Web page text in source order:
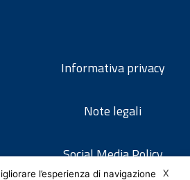
Informativa privacy
Note legali
Social Media Policy
X
l’esperienza di navigazione